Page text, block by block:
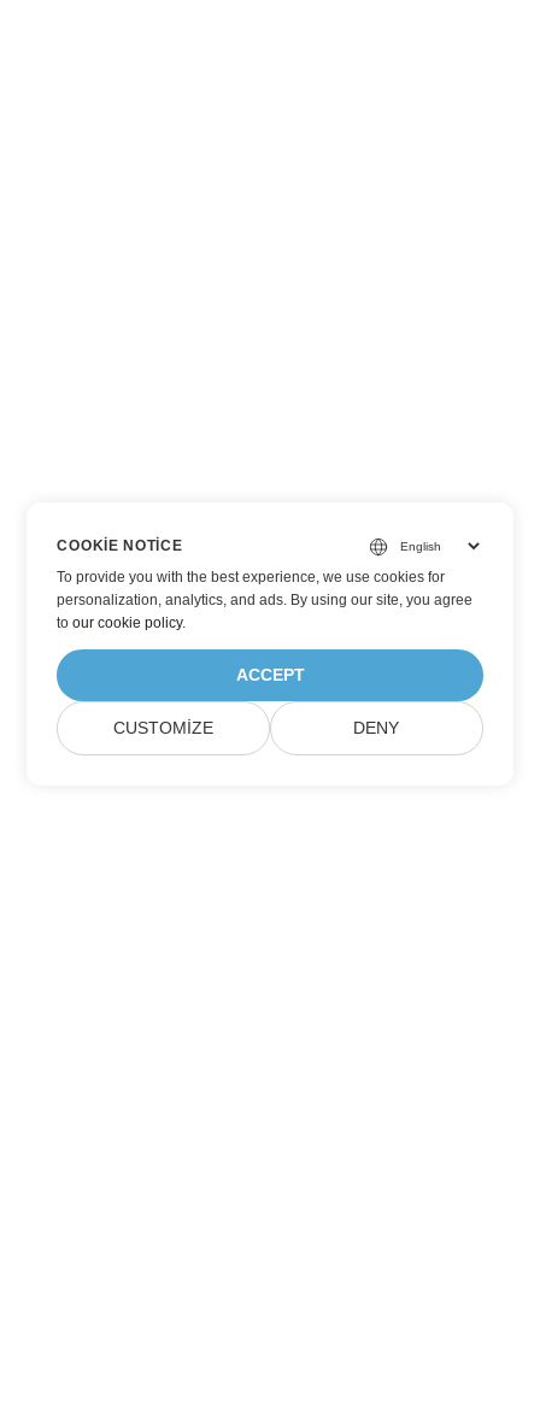
COOKIE NOTICE
To provide you with the best experience, we use cookies for
personalization, analytics, and ads. By using our site, you agree
toour cookie policy.
ACCEPT
CUSTOMIZE DENY